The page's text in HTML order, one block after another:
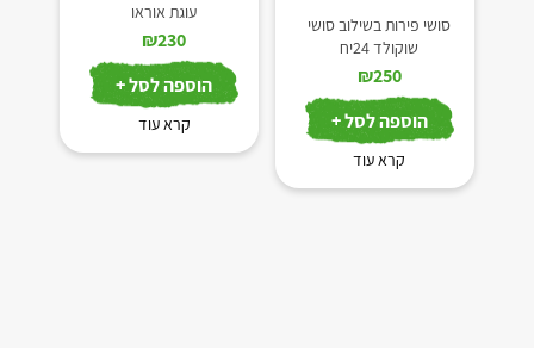
עוגת אוראו
₪230
הוספה לסל +
קרא עוד
סושי פירות בשילוב סושי
שוקולד 24יח
₪250
הוספה לסל +
קרא עוד